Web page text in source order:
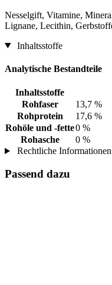
Nesselgift, Vitamine,
Lignane, Lecithin,
Inhaltsstoffe
Analytische Bestandteile
Inhaltsstoffe
Rohfaser
13,7 %
Rohprotein
17,6 %
Rohöle und -fette0 %
Rohasche
0 %
Rechtliche Informationen
Passend dazu